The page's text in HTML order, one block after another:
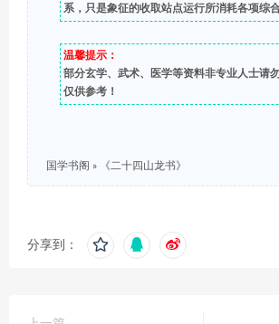
系，只是象征的收取站点运行所消耗各项综
温馨提示：
部分玄学、武术、医学等资料非专业人士请
仅供参考！
国学书阁 » 《二十四山龙书》
分享到：